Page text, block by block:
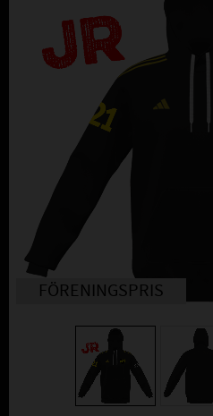
FÖRENINGSPRIS